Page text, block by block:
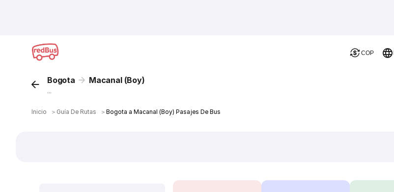
COP
Bogota Macanal (Boy)
...
Inicio ＞ Guía De Rutas ＞Bogota a Macanal (Boy) Pasajes De Bus